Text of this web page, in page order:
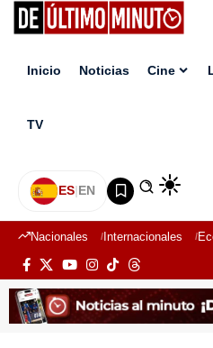
Inicio Noticias Cine
TV
ES|EN
Nacionales Internacionales